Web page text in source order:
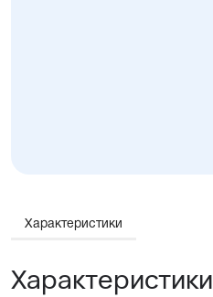
Характеристики
Характеристики